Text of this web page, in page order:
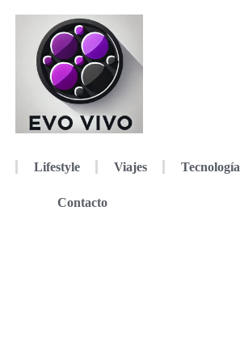
Lifestyle Viajes Tecnología
Contacto